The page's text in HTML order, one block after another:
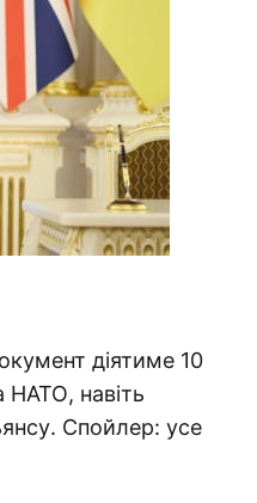
діятиме 10
НАТО, навіть
Спойлер: усе